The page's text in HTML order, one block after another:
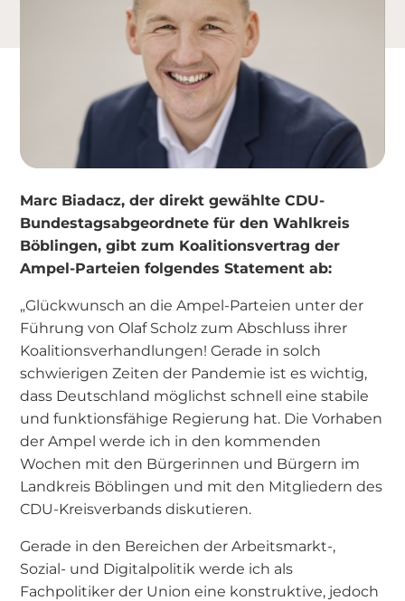
Marc Biadacz, der direkt gewählte CDU-
Bundestagsabgeordnete für den Wahlkreis
Böblingen, gibt zum Koalitionsvertrag der
Ampel-Parteien folgendes Statement ab:
„Glückwunsch an die Ampel-Parteien unter der
Führung von Olaf Scholz zum Abschluss ihrer
Koalitionsverhandlungen! Gerade in solch
schwierigen Zeiten der Pandemie ist es wichtig,
dass Deutschland möglichst schnell eine stabile
und funktionsfähige Regierung hat. Die Vorhaben
der Ampel werde ich in den kommenden
Wochen mit den Bürgerinnen und Bürgern im
Landkreis Böblingen und mit den Mitgliedern des
CDU-Kreisverbands diskutieren.
Gerade in den Bereichen der Arbeitsmarkt-,
Sozial- und Digitalpolitik werde ich als
Fachpolitiker der Union eine konstruktive, jedoch